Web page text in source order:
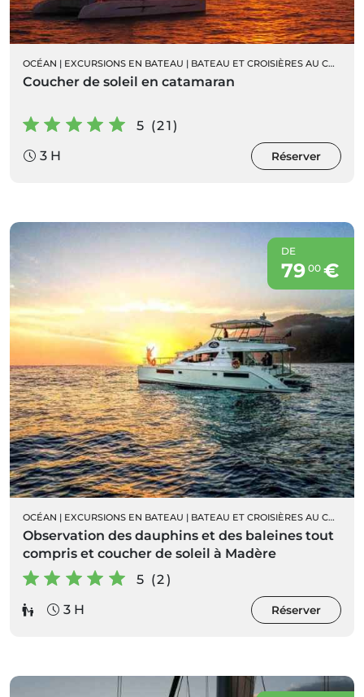
OCÉAN | EXCURSIONS EN BATEAU | BATEAU ET CROISIÈRES AU COUCHER DU SOLEIL
Coucher de soleil en catamaran
5 (21)
3 H
Réserver
DE
79 00€
OCÉAN | EXCURSIONS EN BATEAU | BATEAU ET CROISIÈRES AU COUCHER DU SOLEIL
Observation des dauphins et des baleines tout
compris et coucher de soleil à Madère
5 (2)
3 H
Réserver